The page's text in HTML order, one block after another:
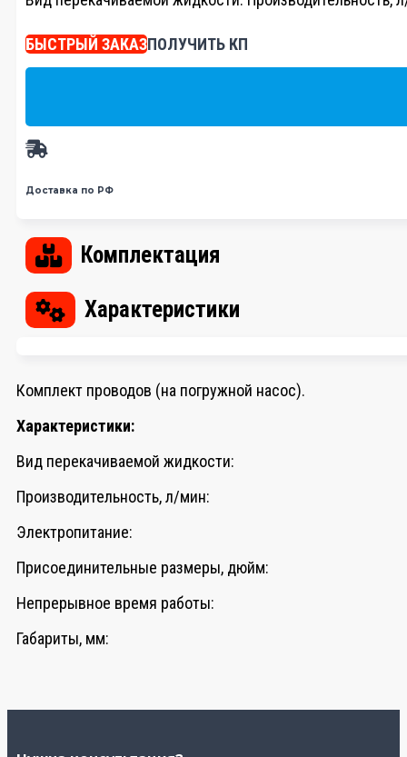
БЫСТРЫЙ ЗАКАЗПОЛУЧИТЬ КП
Доставка по РФ
Комплектация
Характеристики
Комплект проводов (на погружной насос).
Характеристики:
Вид перекачиваемой жидкости:
Производительность, л/мин:
Электропитание:
Присоединительные размеры, дюйм:
Непрерывное время работы:
Габариты, мм: